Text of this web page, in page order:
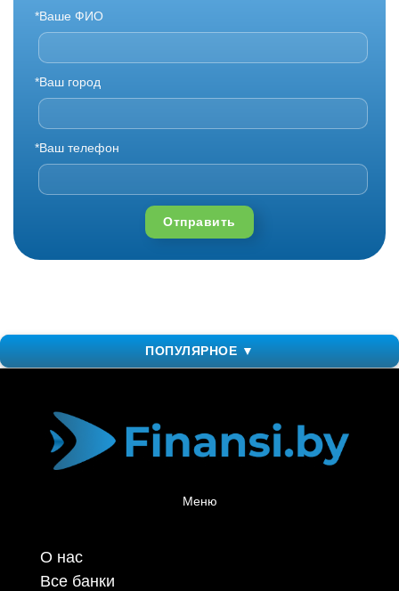
*Ваше ФИО
*Ваш город
*Ваш телефон
Отправить
ПОПУЛЯРНОЕ ▼
Меню
О нас
Все банки